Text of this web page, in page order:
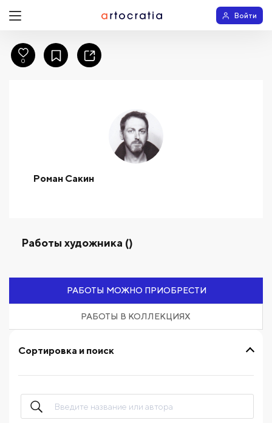
Войти
Роман Сакин
Работы художника ()
РАБОТЫ МОЖНО ПРИОБРЕСТИ
РАБОТЫ В КОЛЛЕКЦИЯХ
Сортировка и поиск
0